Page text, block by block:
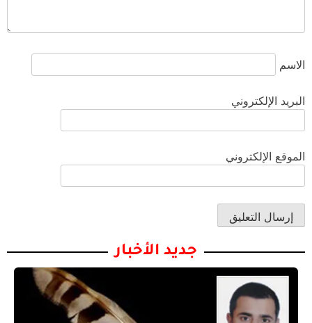
الاسم
البريد الإلكتروني
الموقع الإلكتروني
جديد الأخبار